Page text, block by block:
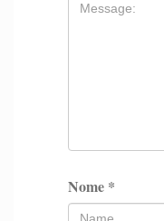
Nome *